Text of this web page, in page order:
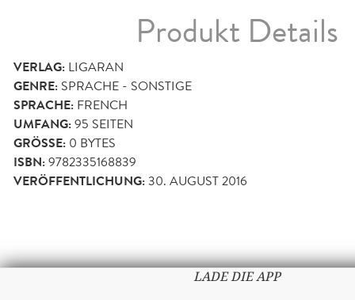
Produkt Details
VERLAG: LIGARAN
GENRE: SPRACHE - SONSTIGE
SPRACHE: FRENCH
UMFANG:95 SEITEN
GRÖSSE: 0 BYTES
ISBN:9782335168839
VERÖFFENTLICHUNG:30. AUGUST 2016
LADE DIE APP